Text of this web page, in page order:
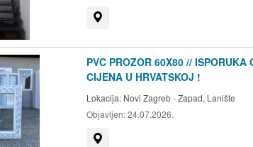
PVC PROZOR 60X80 //
CIJENA U HRVATSKOJ !
Lokacija: Novi Zagreb - Zapad, Lanište
Objavljen:24.07.2026.